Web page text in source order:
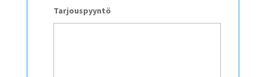
Tarjouspyyntö